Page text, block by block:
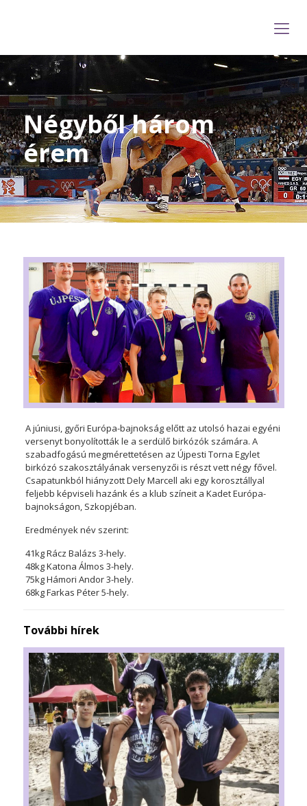
Négyből három
érem
A júniusi, győri Európa-bajnokság előtt az utolsó hazai egyéni
versenyt bonyolították le a serdülő birkózók számára. A
szabadfogású megmérettetésen az Újpesti Torna Egylet
birkózó szakosztályának versenyzői is részt vett négy fővel.
Csapatunkból hiányzott Dely Marcell aki egy korosztállyal
feljebb képviseli hazánk és a klub színeit a Kadet Európa-
bajnokságon, Szkopjéban.
Eredmények név szerint:
41kg Rácz Balázs 3-hely.
48kg Katona Álmos 3-hely.
75kg Hámori Andor 3-hely.
68kg Farkas Péter 5-hely.
További hírek